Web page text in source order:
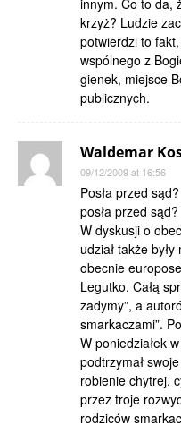
innym. Co to da,
krzyż? Ludzie
potwierdzi to
wspólnego z
gienek, miejsce
publicznych.
Waldemar
09/12/2009 at 16:56
Posła przed
posła przed
W dyskusji o
udział także
obecnie
Legutko. Całą
zadymy”, a
smarkaczami”.
W poniedziałek
podtrzymał
robienie chytrej,
przez troje
rodziców